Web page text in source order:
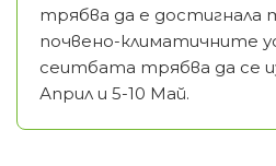
трябва да е достигнала
почвено-климатичните
сеитбата трябва да се
Април и 5-10 Май.